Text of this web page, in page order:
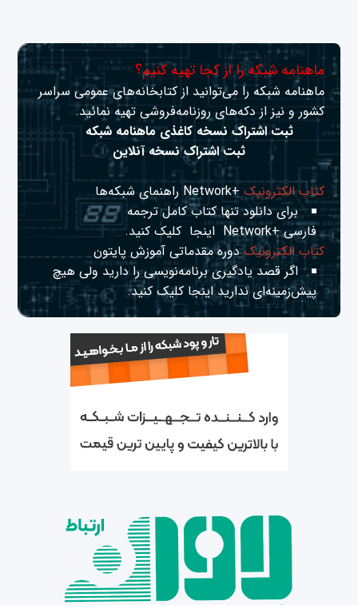
ماهنامه شبکه را از کجا تهیه کنیم؟
ماهنامه شبکه را می‌توانید از کتابخانه‌های عمومی سراسر
کشور و نیز از دکه‌های روزنامه‌فروشی تهیه نمائید.
ثبت اشتراک نسخه کاغذی ماهنامه شبکه
ثبت اشتراک نسخه آنلاین
کتاب الکترونیک+Network راهنمای شبکه‌ها
برای دانلود تنها کتاب کامل ترجمه
فارسی +Network
اینجا کلیک کنید.
کتاب الکترونیکدوره مقدماتی آموزش پایتون
اگر قصد یادگیری برنامه‌نویسی را دارید ولی هیچ
پیش‌زمینه‌ای نداریداینجا کلیک کنید.